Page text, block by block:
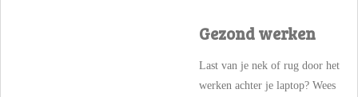
Gezond werken
Last van je nek of rug door het
werken achter je laptop? Wees